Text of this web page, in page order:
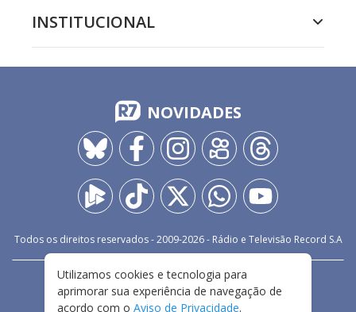
INSTITUCIONAL
NOVIDADES
Todos os direitos reservados - 2009-2026- Rádio e Televisão Record S.A
FALE CONOSCO
PRIVACIDADE
TERMOS E CONDIÇÕES DE USO
Utilizamos cookies e tecnologia para
aprimorar sua experiência de navegação de
acordo com o Aviso de Privacidade.